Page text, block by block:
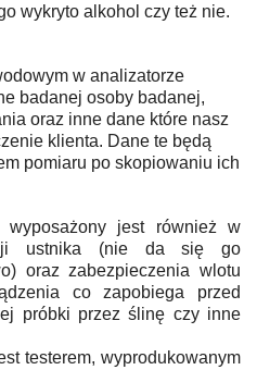
wykryto alkohol czy też nie.
w analizatorze
badanej osoby badanej,
oraz inne dane które nasz
klienta. Dane te będą
pomiaru po skopiowaniu ich
wyposażony jest również w
ustnika (nie da się go
oraz zabezpieczenia wlotu
co zapobiega przed
próbki przez ślinę czy inne
testerem, wyprodukowanym